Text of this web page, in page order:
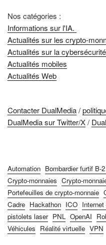
Nos catégories :
Informations sur l'IA.
Actualités sur les crypto-
Actualités sur la
Actualités mobiles
Actualités Web
Contacter DualMedia/
DualMedia sur Twitter/X/
Automation Bombardier furtif B-
Crypto-monnaies Crypto-
Portefeuilles de crypto-monnaie
Cadre Hackathon ICO
pistolets laser PNL OpenAI
Véhicules Réalité virtuelle VPN